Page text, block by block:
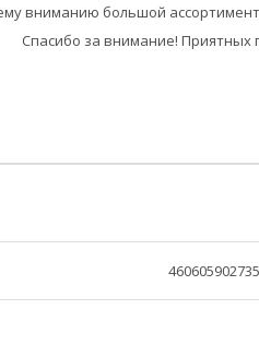
вниманию большой
Спасибо за внимание! Приятных